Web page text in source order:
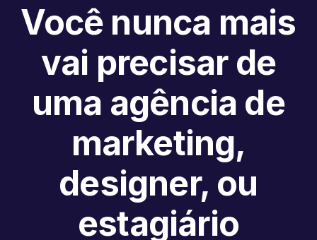
Você nunca mais
vai precisar de
uma agência de
marketing,
designer, ou
estagiário